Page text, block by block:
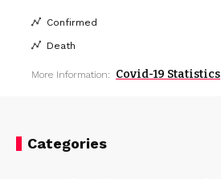
Confirmed
Death
More Information: Covid-19 Statistics
Categories